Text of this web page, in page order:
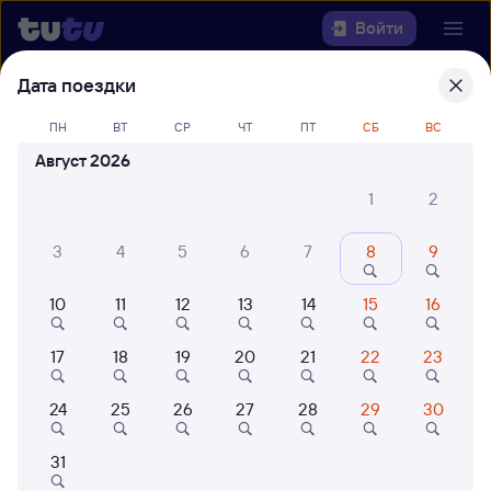
Войти
билеты Шилово — Челябинск
Откуда
Найти поезда
Дата поездки
ПН ВТ СР ЧТ ПТ СБ ВС
Август 2026
1
2
3 4 5 6 7 8 9
10 11 12 13 14 15 16
17 18 19 20 21 22 23
24 25 26 27 28 29 30
31